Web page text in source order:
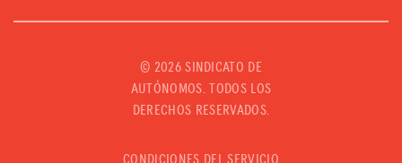
© 2026 SINDICATO DE
AUTÓNOMOS. TODOS LOS
DERECHOS RESERVADOS.
CONDICIONES DEL SERVICIO